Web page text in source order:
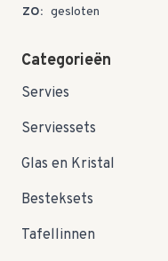
ZO: gesloten
Categorieën
Servies
Serviessets
Glas en Kristal
Besteksets
Tafellinnen